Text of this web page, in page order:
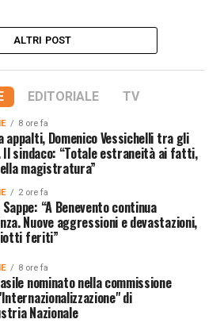
ALTRI POST
EDITORIALE TV
8 ore fa
appalti, Domenico Vessichelli tra gli
Il sindaco: “Totale estraneità ai fatti,
magistratura”
2 ore fa
“A Benevento continua
Nuove aggressioni e devastazioni,
feriti”
8 ore fa
nominato nella commissione
di
Nazionale